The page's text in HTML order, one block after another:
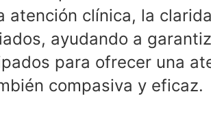
atención clínica, la
ayudando a
para ofrecer una
compasiva y eficaz.